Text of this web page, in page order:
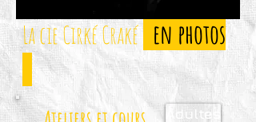
La cie Cirké Craké en photos
Adultes